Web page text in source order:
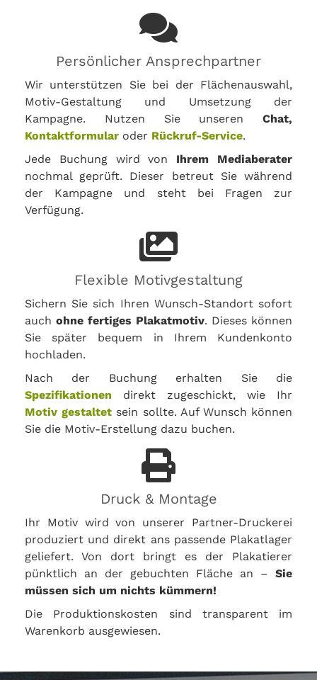
Persönlicher Ansprechpartner
Wir unterstützen Sie bei der Flächenauswahl,
Motiv-Gestaltung und Umsetzung der
Kampagne. Nutzen Sie unseren Chat,
Kontaktformular oder Rückruf-Service.
Jede Buchung wird von Ihrem Mediaberater
nochmal geprüft. Dieser betreut Sie während
der Kampagne und steht bei Fragen zur
Verfügung.
Flexible Motivgestaltung
Sichern Sie sich Ihren Wunsch-Standort sofort
auch ohne fertiges Plakatmotiv. Dieses können
Sie später bequem in Ihrem Kundenkonto
hochladen.
Nach der Buchung erhalten Sie die
Spezifikationen direkt zugeschickt, wie Ihr
Motiv gestaltet sein sollte. Auf Wunsch können
Sie die Motiv-Erstellung dazu buchen.
Druck & Montage
Ihr Motiv wird von unserer Partner-Druckerei
produziert und direkt ans passende Plakatlager
geliefert. Von dort bringt es der Plakatierer
pünktlich an der gebuchten Fläche an – Sie
müssen sich um nichts kümmern!
Die Produktionskosten sind transparent im
Warenkorb ausgewiesen.